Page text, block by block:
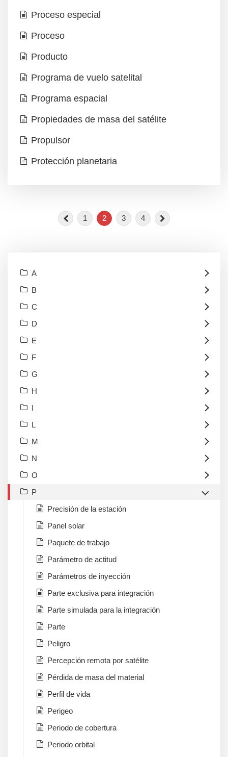
Proceso especial
Proceso
Producto
Programa de vuelo satelital
Programa espacial
Propiedades de masa del satélite
Propulsor
Protección planetaria
1 2 3 4
A
B
C
D
E
F
G
H
I
L
M
N
O
P
Precisión de la estación
Panel solar
Paquete de trabajo
Parámetro de actitud
Parámetros de inyección
Parte exclusiva para integración
Parte simulada para la integración
Parte
Peligro
Percepción remota por satélite
Pérdida de masa del material
Perfil de vida
Perigeo
Periodo de cobertura
Periodo orbital